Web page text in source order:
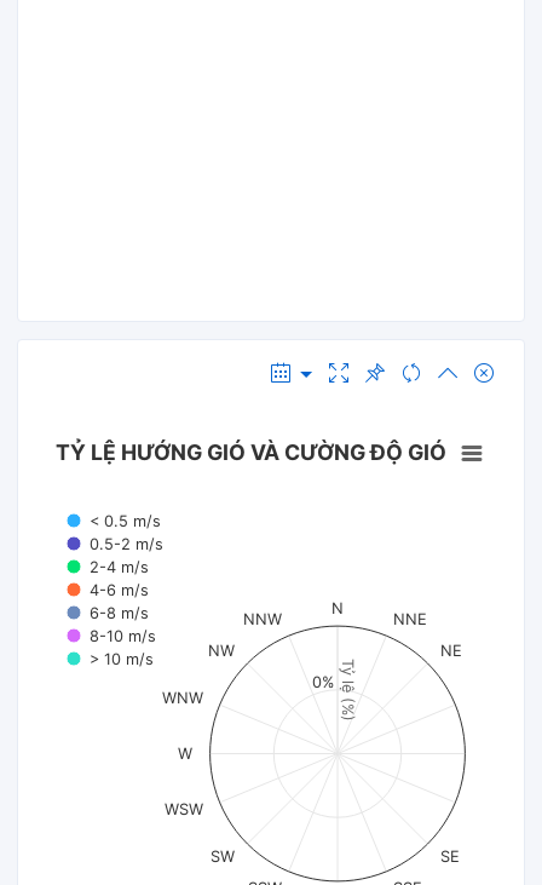
Tỷ lệ (%)
TỶ LỆ HƯỚNG GIÓ VÀ CƯỜNG ĐỘ GIÓ
< 0.5 m/s
0.5-2 m/s
2-4 m/s
4-6 m/s
6-8 m/s
8-10 m/s
> 10 m/s
N
NNE
NE
SE
SW
WSW
W
WNW
NW
NNW
0%